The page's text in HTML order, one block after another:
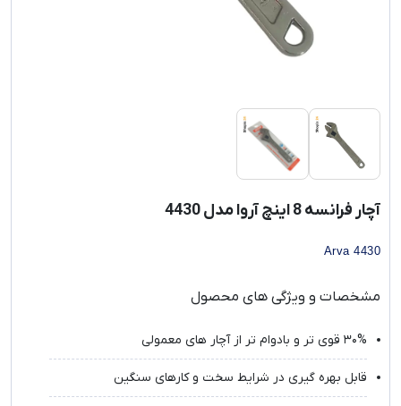
آچار فرانسه 8 اینچ آروا مدل 4430
Arva 4430
مشخصات و ویژگی های محصول
۳۰% قوی تر و بادوام تر از آچار های معمولی
قابل بهره گیری در شرایط سخت و کارهای سنگین